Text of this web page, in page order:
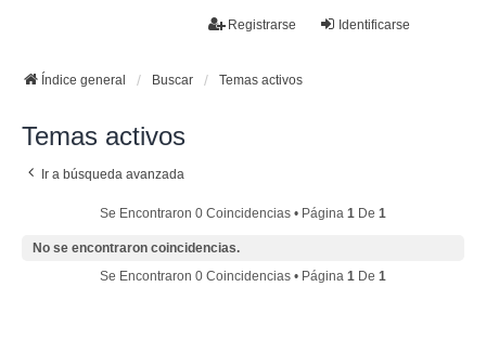
Identificarse
Registrarse
Índice general Buscar Temas activos
Temas activos
Ir a búsqueda avanzada
Se Encontraron 0 Coincidencias • Página 1 De 1
No se encontraron coincidencias.
Se Encontraron 0 Coincidencias • Página 1 De 1